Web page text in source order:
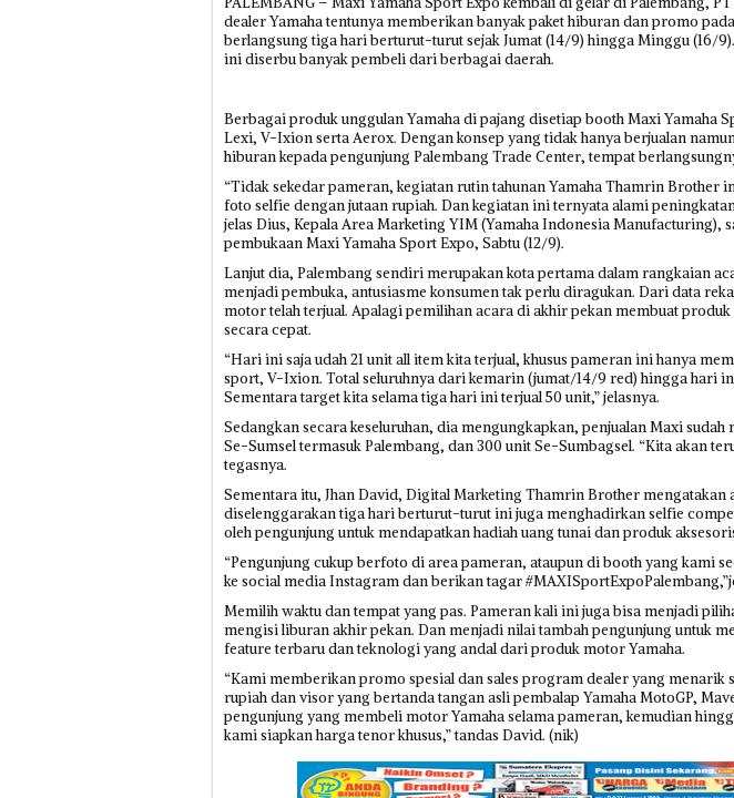
dealer Yamaha tentunya memberikan banyak paket hiburan dan promo
berlangsung tiga hari berturut-turut sejak Jumat (14/9) hingga Minggu (16/
ini diserbu banyak pembeli dari berbagai daerah.
Berbagai produk unggulan Yamaha di pajang disetiap booth Maxi Yamaha
Lexi, V-Ixion serta Aerox. Dengan konsep yang tidak hanya berjualan
hiburan kepada pengunjung Palembang Trade Center, tempat
“Tidak sekedar pameran, kegiatan rutin tahunan Yamaha Thamrin Brother
foto selfie dengan jutaan rupiah. Dan kegiatan ini ternyata alami
jelas Dius, Kepala Area Marketing YIM (Yamaha Indonesia Manufacturing),
pembukaan Maxi Yamaha Sport Expo, Sabtu (12/9).
Lanjut dia, Palembang sendiri merupakan kota pertama dalam rangkaian
menjadi pembuka, antusiasme konsumen tak perlu diragukan. Dari data
motor telah terjual. Apalagi pemilihan acara di akhir pekan membuat
secara cepat.
“Hari ini saja udah 21 unit all item kita terjual, khusus pameran ini hanya
sport, V-Ixion. Total seluruhnya dari kemarin (jumat/14/9 red) hingga hari ini
Sementara target kita selama tiga hari ini terjual 50 unit,” jelasnya.
Sedangkan secara keseluruhan, dia mengungkapkan, penjualan Maxi
Se-Sumsel termasuk Palembang, dan 300 unit Se-Sumbagsel. “Kita akan
tegasnya.
Sementara itu, Jhan David, Digital Marketing Thamrin Brother mengatakan
diselenggarakan tiga hari berturut-turut ini juga menghadirkan selfie
oleh pengunjung untuk mendapatkan hadiah uang tunai dan produk
“Pengunjung cukup berfoto di area pameran, ataupun di booth yang kami
ke social media Instagram dan berikan tagar
Memilih waktu dan tempat yang pas. Pameran kali ini juga bisa menjadi
mengisi liburan akhir pekan. Dan menjadi nilai tambah pengunjung untuk
feature terbaru dan teknologi yang andal dari produk motor Yamaha.
“Kami memberikan promo spesial dan sales program dealer yang menarik
rupiah dan visor yang bertanda tangan asli pembalap Yamaha MotoGP,
pengunjung yang membeli motor Yamaha selama pameran, kemudian
kami siapkan harga tenor khusus,” tandas David. (nik)